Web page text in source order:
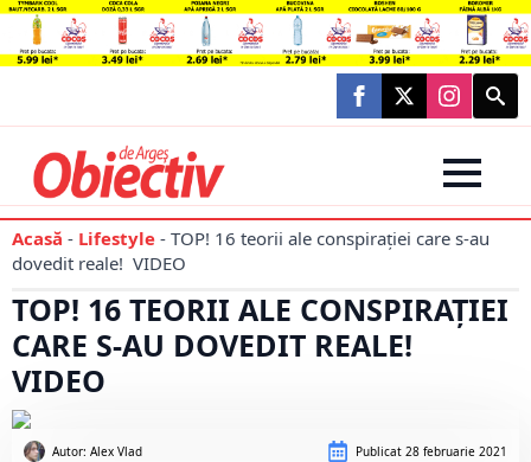
Search
for:
Acasă - Lifestyle - TOP! 16 teorii ale conspirației care s-au
dovedit reale! VIDEO
TOP! 16 TEORII ALE CONSPIRAȚIEI
CARE S-AU DOVEDIT REALE!
VIDEO
Autor: Alex Vlad Publicat 28 februarie 2021